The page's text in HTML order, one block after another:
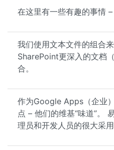
在这里有一些有趣的事情 –
我们使用文本文件的组合
SharePoint更深入的文档
合。
作为Google Apps（企业
点 – 他们的维基“味道”。
理员和开发人员的很大采用